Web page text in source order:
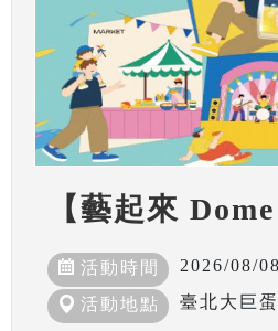
【藝起來 Dome
活動時間 2026/08/
活動地點 臺北大巨蛋